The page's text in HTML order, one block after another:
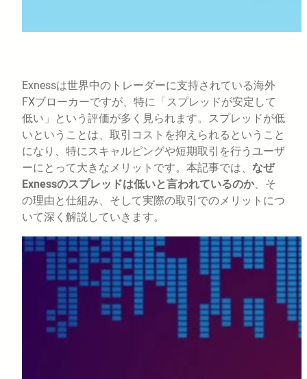
Exnessは世界中のトレーダーに支持されている海外
FXブローカーですが、特に「スプレッドが安定して
低い」という評価が多く見られます。スプレッドが低
いということは、取引コストを抑えられるということ
になり、特にスキャルピングや短期取引を行うユーザ
ーにとって大きなメリットです。本記事では、 なぜ
Exnessのスプレッドは低いと言われているのか、そ
の理由と仕組み、そして実際の取引でのメリットにつ
いて深く解説していきます。